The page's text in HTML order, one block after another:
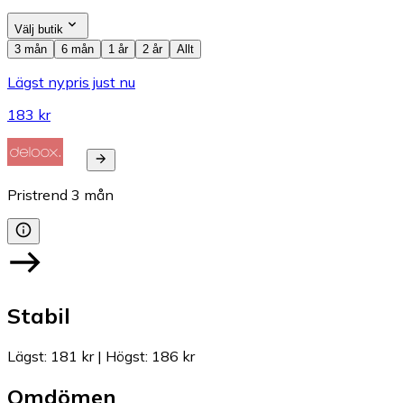
Välj butik
3 mån
6 mån 1 år 2 år Allt
Lägst nypris just nu
183 kr
Pristrend 3 mån
Stabil
Lägst: 181 kr| Högst: 186 kr
Omdömen